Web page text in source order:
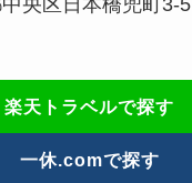
央区日本橋兜町3-5
楽天トラベルで探す
一休.comで探す